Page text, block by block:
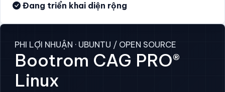
Đang triển khai diện rộng
PHI LỢI NHUẬN · UBUNTU / OPEN SOURCE
Bootrom CAG PRO®
Linux